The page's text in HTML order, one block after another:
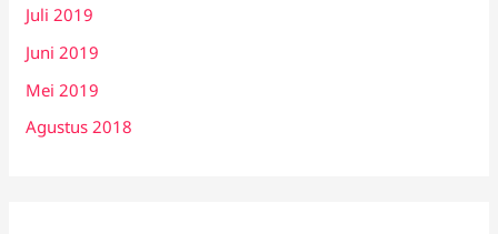
Juli 2019
Juni 2019
Mei 2019
Agustus 2018